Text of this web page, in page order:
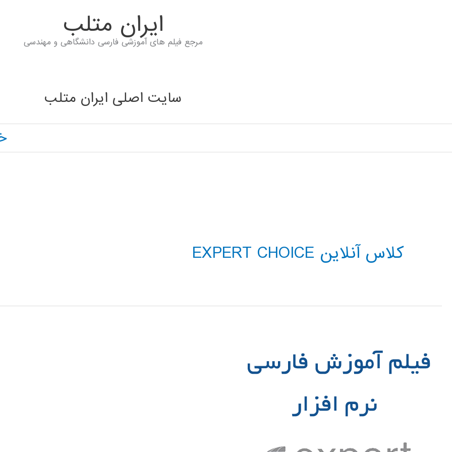
ايران متلب
مرجع فیلم های آموزشی فارسی دانشگاهی و مهندسی
سایت اصلی ایران متلب
کلاس آنلاین EXPERT CHOICE